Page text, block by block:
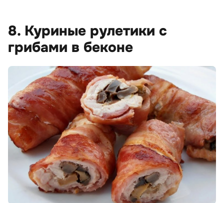
8. Куриные рулетики с
грибами в беконе